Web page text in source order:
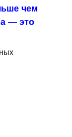
чем
— это